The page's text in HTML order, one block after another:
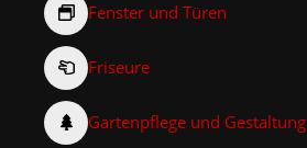
Fenster und Türen
Friseure
Gartenpflege und Gestaltung